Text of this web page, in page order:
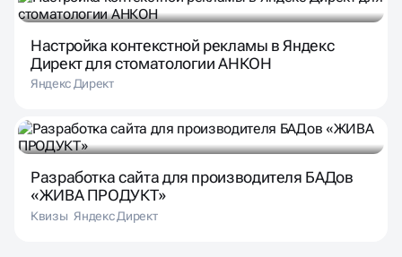
Настройка контекстной рекламы в Яндекс
Директ для стоматологии АНКОН
Яндекс Директ
Разработка сайта для производителя БАДов
«ЖИВА ПРОДУКТ»
Квизы Яндекс Директ